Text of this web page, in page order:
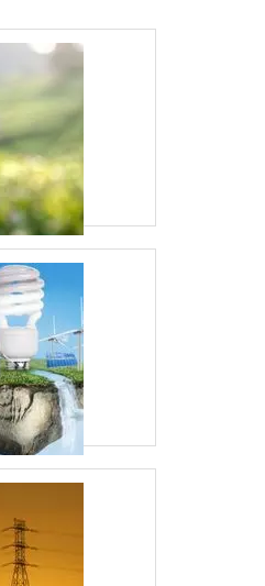
REUTILIZAR
MC4 sejam projetados para
é possível reutilizá-los se
A SEGURANÇA
DE CONECTORES
utilize ferramentas
diretrizes do fabricante
de energia solar em
da